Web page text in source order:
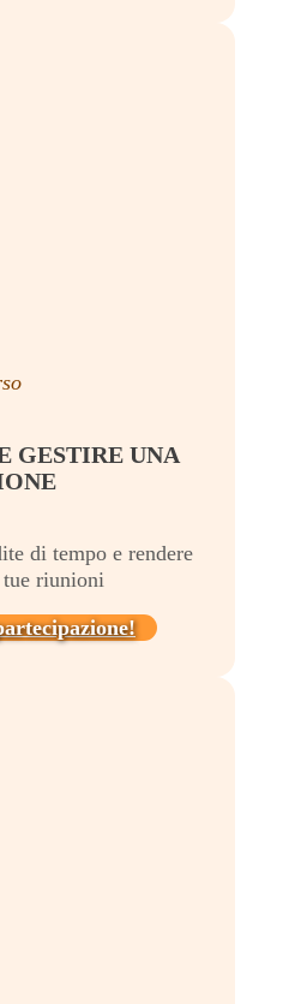
GESTIRE UNA
di tempo e rendere
riunioni